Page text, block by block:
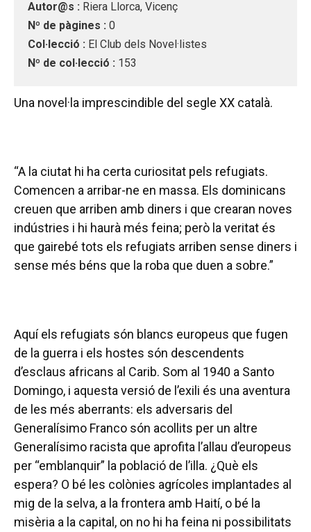
Autor@s : Riera Llorca, Vicenç
Nº de pàgines : 0
Col·lecció : El Club dels Novel·listes
Nº de col·lecció : 153
Una novel·la imprescindible del segle XX català.
“A la ciutat hi ha certa curiositat pels refugiats.
Comencen a arribar-ne en massa. Els dominicans
creuen que arriben amb diners i que crearan noves
indústries i hi haurà més feina; però la veritat és
que gairebé tots els refugiats arriben sense diners i
sense més béns que la roba que duen a sobre.”
Aquí els refugiats són blancs europeus que fugen
de la guerra i els hostes són descendents
d’esclaus africans al Carib. Som al 1940 a Santo
Domingo, i aquesta versió de l’exili és una aventura
de les més aberrants: els adversaris del
Generalísimo Franco són acollits per un altre
Generalísimo racista que aprofita l’allau d’europeus
per “emblanquir” la població de l’illa. ¿Què els
espera? O bé les colònies agrícoles implantades al
mig de la selva, a la frontera amb Haití, o bé la
misèria a la capital, on no hi ha feina ni possibilitats